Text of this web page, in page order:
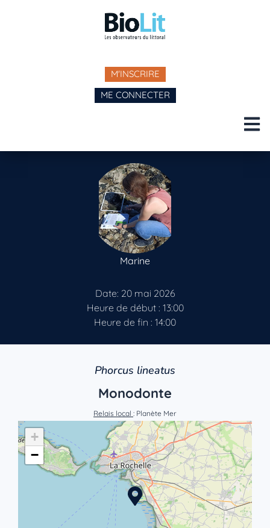
M'INSCRIRE
ME CONNECTER
Marine
Date: 20 mai 2026
Heure de début : 13:00
Heure de fin : 14:00
Phorcus lineatus
Monodonte
Relais local : Planète Mer
+
−